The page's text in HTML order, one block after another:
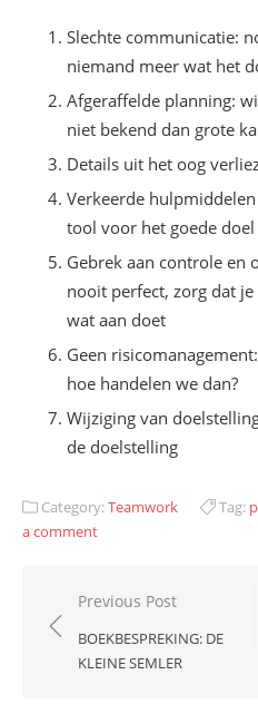
Slechte communicatie:
niemand meer wat het
Afgeraffelde planning:
niet bekend dan grote
Details uit het oog
Verkeerde
tool voor het goede doel
Gebrek aan controle en
nooit perfect, zorg dat
wat aan doet
Geen
hoe handelen we dan?
Wijziging van
de doelstelling
Category:Teamwork Tag:
a comment
Bericht
navigatie
Previous Post
BOEKBESPREKING: DE
KLEINE SEMLER